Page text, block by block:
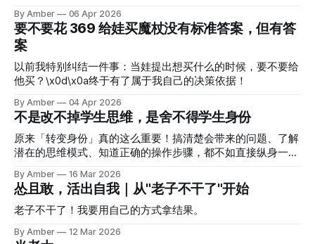
想象中轻松的感觉。 ⭐️2025年4月，改造完房子，喊闺蜜来帮
忙，震撼于闺蜜管理阿姨的方式 改造房子之后，面对一堆东
西完全束手无策，担心阿姨来了都不知道让她干什么，就喊闺
蜜来帮忙。闺蜜来了之后，巡视了一下房间，就开始安排任
务：书摞进小房间，堆满的东西先挪到阳台，阿姨来了先打扫
小房间，榻榻米房间清空后可以先用来储物，后续再分类。
阿姨几次想发起闲聊，闺蜜都丝滑截住话头，把她引导回打扫
上，而且阿姨在那不停擦洗衣机的时候，闺蜜也让她做一些必
要的事，别太耽误时间。 那次干活一气呵成，一早上达到了
完全超出我预期的效果，没感觉累，
By Amber 06 Apr 2026
要不要花 369 给娃买魔杖没有标准答案，但有答
案
以前我特别纠结一件事：当娃提出想买什么的时候，要不要给
他买？\x0d\x0a终于有了属于我自己的决策依据！
By Amber 04 Apr 2026
不是改不掉学生思维，是舍不得学生身份
原来「转变身份」真的这么重要！搞清楚会带来的问题、了解
潜在的思维模式、知道正确的操作步骤，都不如直接纵身一跃
By Amber 16 Mar 2026
怂且敢，活出自我｜从"老子不干了"开始
老子不干了！我要用自己的方式拿结果。
By Amber 12 Mar 2026